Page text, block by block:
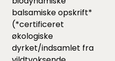
balsamiske opskrift*
(*certificeret
økologiske
dyrket/indsamlet fra